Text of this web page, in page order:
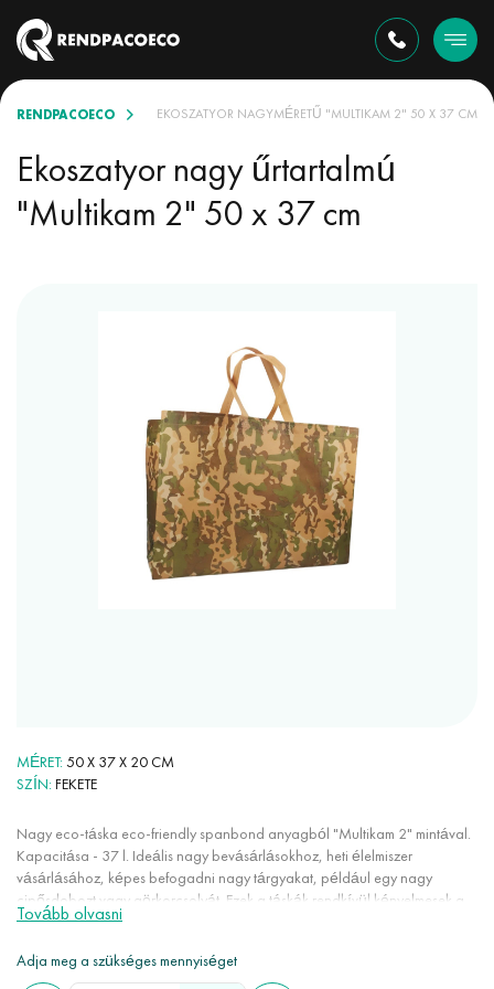
RENDPACOECO
VÁLASZTÉKBAN EKOSZATYOR NAGYMÉRETŰ "MULTIKAM 2" 50 X 37 CM
Ekoszatyor nagy űrtartalmú
"Multikam 2" 50 x 37 cm
MÉRET 50 X 37 X 20 CM
SZÍN
FEKETE
Nagy eco-táska eco-friendly spanbond anyagból "Multikam 2" mintával.
Kapacitása - 37 l. Ideális nagy bevásárlásokhoz, heti élelmiszer
vásárlásához, képes befogadni nagy tárgyakat, például egy nagy
cipősdobozt vagy görkorcsolyát. Ezek a táskák rendkívül kényelmesek a
mindennapi használatban: nagyon tágasak, könnyűek, nem nyúlnak, nem
spanbond 100% eco-friendly anyag, mivel újrahasznosítható, megújuló
Tovább olvasni
Adja meg a szükséges mennyiséget